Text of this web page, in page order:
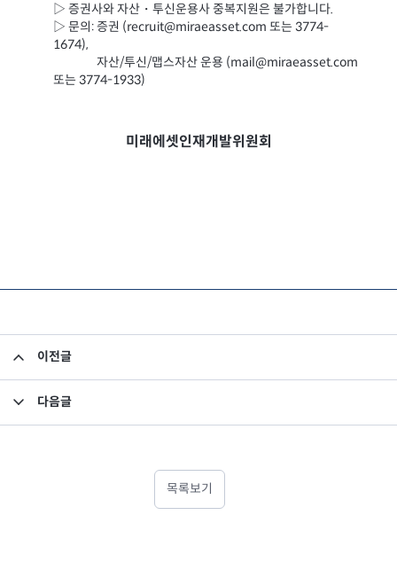
▷ 증권사와 자산・투신운용사 중복지원은 불가합니다.
▷ 문의: 증권 (recruit@miraeasset.com 또는 3774-
1674),
자산/투신/맵스자산 운용 (mail@miraeasset.com
또는 3774-1933)
미래에셋인재개발위원회
이전글
다음글
목록보기